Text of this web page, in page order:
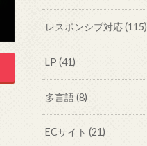
レスポンシブ対応(115)
LP(41)
多言語(8)
ECサイト(21)